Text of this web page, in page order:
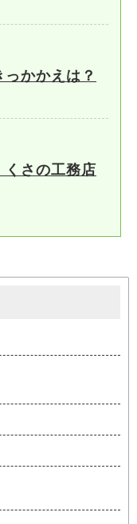
かかえは？
くさの工務店